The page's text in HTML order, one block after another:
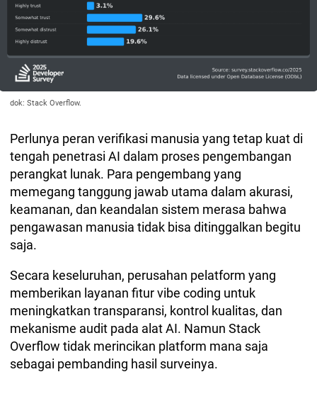
dok: Stack Overflow.
Perlunya peran verifikasi manusia yang tetap kuat di
tengah penetrasi AI dalam proses pengembangan
perangkat lunak. Para pengembang yang
memegang tanggung jawab utama dalam akurasi,
keamanan, dan keandalan sistem merasa bahwa
pengawasan manusia tidak bisa ditinggalkan begitu
saja.
Secara keseluruhan, perusahan pelatform yang
memberikan layanan fitur vibe coding untuk
meningkatkan transparansi, kontrol kualitas, dan
mekanisme audit pada alat AI. Namun Stack
Overflow tidak merincikan platform mana saja
sebagai pembanding hasil surveinya.